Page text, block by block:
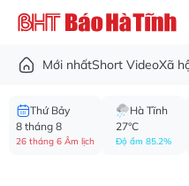
Mới nhấtShort VideoXã
Thứ Bảy
8 tháng 8
26 tháng 6 Âm lịch
Hà Tĩnh
27°C
Độ ẩm 85.2%